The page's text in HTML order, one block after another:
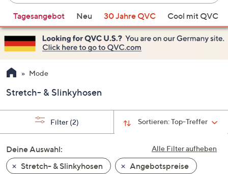
suchst
du
heute?
Vorschläge
verfügbar
sind,
verwenden
Sie
Pfeiltasten
nach
und
nach
unten
oder
Tagesangebot Neu 30 Jahre QVC Cool mit QVC
Mode
Stretch- & Slinkyhosen
Sortieren:Top-Treffer
Filter (2)
Alle Filter aufheben
Deine Auswahl:
Stretch- & Slinkyhosen
Angebotspreise